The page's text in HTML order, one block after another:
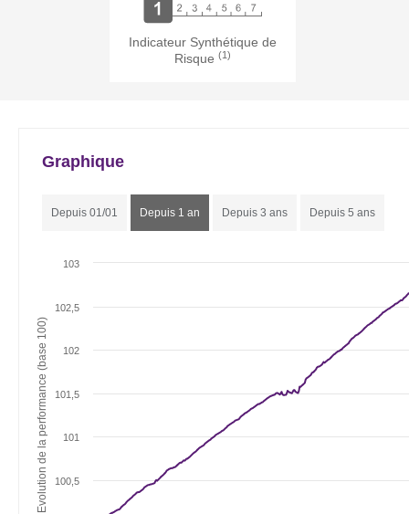
Indicateur Synthétique de
Risque (1)
Graphique
Depuis 01/01 Depuis 1 an Depuis 3 ans Depuis 5 ans
Evolution de la performance (base 100) 100,5
101
101,5
102
102,5
103